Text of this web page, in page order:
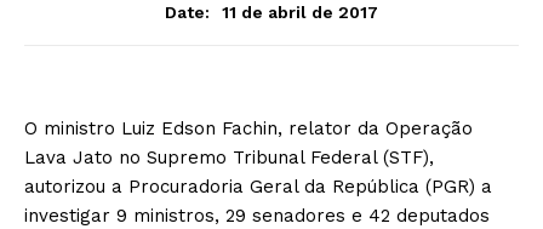
Date:
11 de abril de 2017
O ministro Luiz Edson Fachin, relator da Operação
Lava Jato no Supremo Tribunal Federal (STF),
autorizou a Procuradoria Geral da República (PGR) a
investigar 9 ministros, 29 senadores e 42 deputados